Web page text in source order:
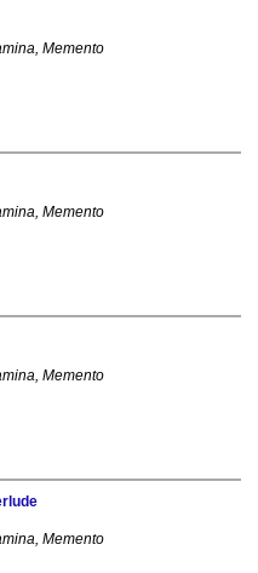
Memento
Memento
Memento
Memento